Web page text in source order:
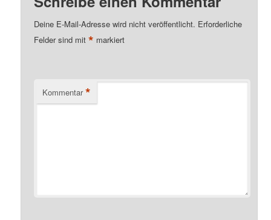
Deine E-Mail-Adresse wird nicht veröffentlicht. Erforderliche
Felder sind mit* markiert
Kommentar *